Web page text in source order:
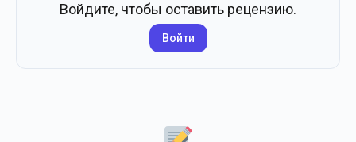
Войдите, чтобы оставить рецензию.
Войти